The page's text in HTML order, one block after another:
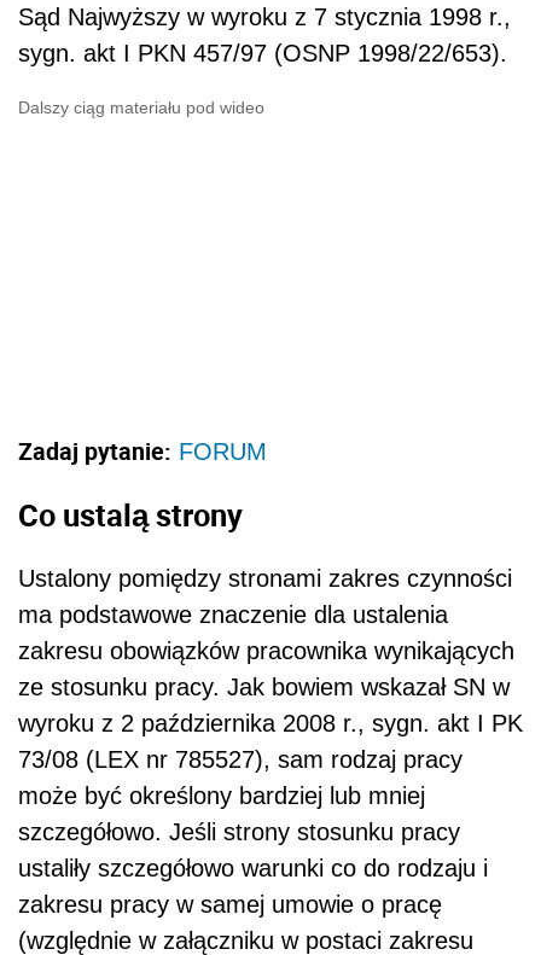
Sąd Najwyższy w wyroku z 7 stycznia 1998 r.,
sygn. akt I PKN 457/97 (OSNP 1998/22/653).
Dalszy ciąg materiału pod wideo
Zadaj pytanie: FORUM
Co ustalą strony
Ustalony pomiędzy stronami zakres czynności
ma podstawowe znaczenie dla ustalenia
zakresu obowiązków pracownika wynikających
ze stosunku pracy. Jak bowiem wskazał SN w
wyroku z 2 października 2008 r., sygn. akt I PK
73/08 (LEX nr 785527), sam rodzaj pracy
może być określony bardziej lub mniej
szczegółowo. Jeśli strony stosunku pracy
ustaliły szczegółowo warunki co do rodzaju i
zakresu pracy w samej umowie o pracę
(względnie w załączniku w postaci zakresu